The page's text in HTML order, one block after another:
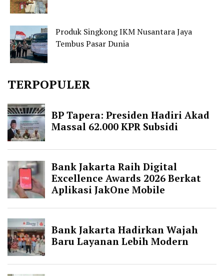
Produk Singkong IKM Nusantara Jaya
Tembus Pasar Dunia
TERPOPULER